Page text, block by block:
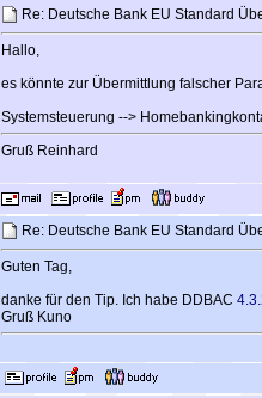
Re: Deutsche Bank EU Standard
Hallo,
es könnte zur Übermittlung falscher
Systemsteuerung -->
Gruß Reinhard
Re: Deutsche Bank EU Standard
Guten Tag,
danke für den Tip. Ich habe DDBAC
Gruß Kuno